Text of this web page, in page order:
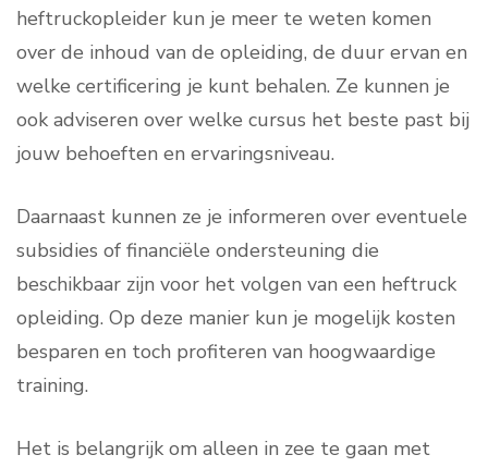
heftruckopleider kun je meer te weten komen
over de inhoud van de opleiding, de duur ervan en
welke certificering je kunt behalen. Ze kunnen je
ook adviseren over welke cursus het beste past bij
jouw behoeften en ervaringsniveau.
Daarnaast kunnen ze je informeren over eventuele
subsidies of financiële ondersteuning die
beschikbaar zijn voor het volgen van een heftruck
opleiding. Op deze manier kun je mogelijk kosten
besparen en toch profiteren van hoogwaardige
training.
Het is belangrijk om alleen in zee te gaan met